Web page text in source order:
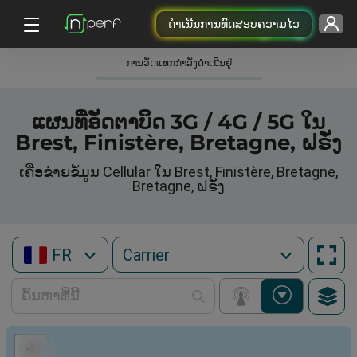
ດຳເນີນການທົດສອບຄວາມໄວ
ການວັດແທກກໍາລັງດໍາເນີນຢູ່
ແຜນທີ່ອັດຕາບິດ 3G / 4G / 5G ໃນ
Brest, Finistère, Bretagne, ຝຣັ່ງ
ເຄືອຂ່າຍຂໍ້ມູນ Cellular ໃນ Brest, Finistère, Bretagne,
Bretagne, ຝຣັ່ງ
FR